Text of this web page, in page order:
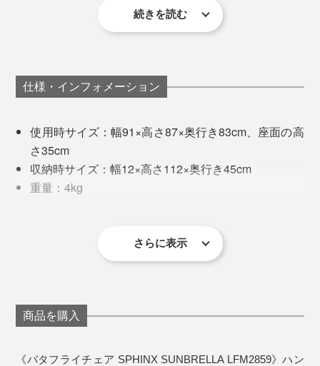
いいソファを買いたいけど、スペースの問題でここ何年
『Lafuma』のリクライニングチェア
れど、どうやらそのスペースもない……。
「SPHINXアームチェア」は、そんなわが家のサイズ感
にぴったりでした。
続きを読む
仕様・インフォメーション
使用時サイズ：幅91×高さ87×奥行き83cm、座面の高
さ35cm
収納時サイズ：幅12×高さ112×奥行き45cm
重量：4kg
Tundra Sunbrella）、［ジョイント］エラストマー
生産国：フランス
さらに表示
商品を購入
《バタフライチェア SPHINX SUNBRELLA LFM2859》ハン